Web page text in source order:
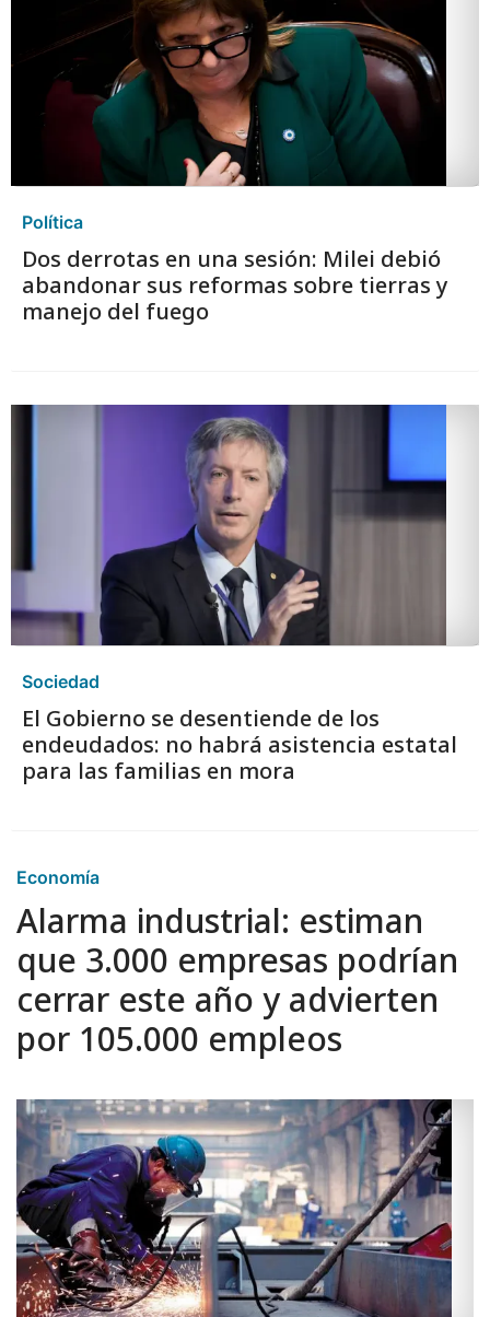
Política
Dos derrotas en una sesión: Milei debió
abandonar sus reformas sobre tierras y
manejo del fuego
Sociedad
El Gobierno se desentiende de los
endeudados: no habrá asistencia estatal
para las familias en mora
Economía
Alarma industrial: estiman
que 3.000 empresas podrían
cerrar este año y advierten
por 105.000 empleos